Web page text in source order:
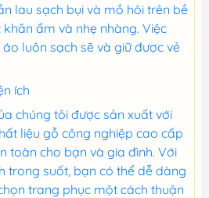
lau sạch bụi và mồ hôi trên bề
ẩm và nhẹ nhàng. Việc
luôn sạch sẽ và giữ được vẻ
ích
chúng tôi được sản xuất với
liệu gỗ công nghiệp cao cấp
toàn cho bạn và gia đình. Với
trong suốt, bạn có thể dễ dàng
trang phục một cách thuận